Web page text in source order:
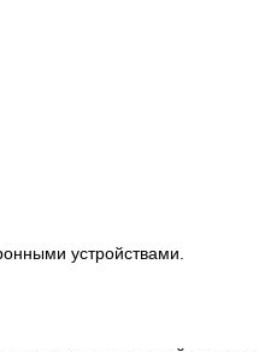
устройствами.